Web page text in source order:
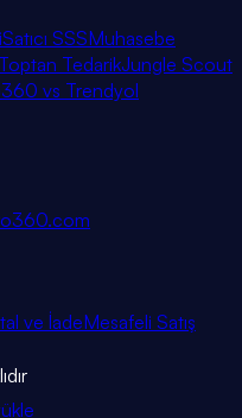
Satıcı SSSMuhasebe
Toptan TedarikJungle Scout
vs Trendyol
ve İadeMesafeli Satış